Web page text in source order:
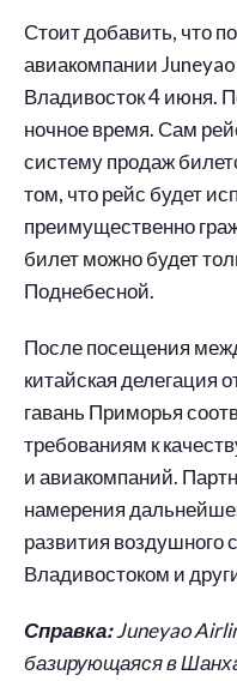
Стоит добавить, что
авиакомпании
Владивосток 4 июня.
ночное время. Сам
систему продаж
том, что рейс будет
преимущественно
билет можно будет
Поднебесной.
После посещения
китайская делегация
гавань Приморья
требованиям к
и авиакомпаний.
намерения
развития
Владивостоком и
Справка:Juneyao
базирующаяся в